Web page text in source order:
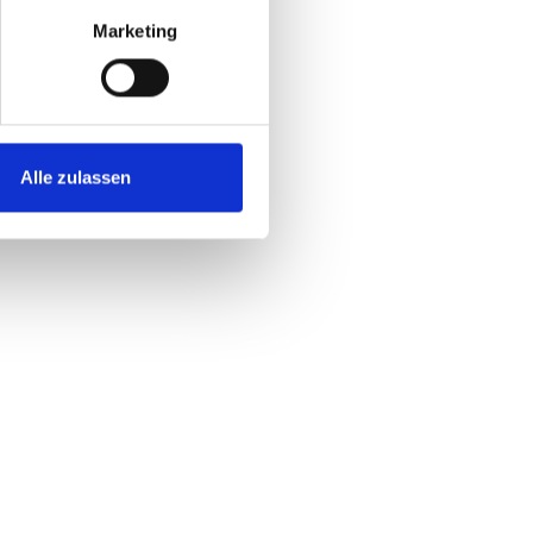
Marketing
Alle zulassen